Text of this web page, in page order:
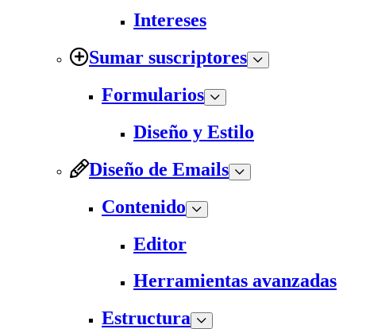
Intereses
Sumar suscriptores
Formularios
Diseño y Estilo
Diseño de Emails
Contenido
Editor
Herramientas avanzadas
Estructura